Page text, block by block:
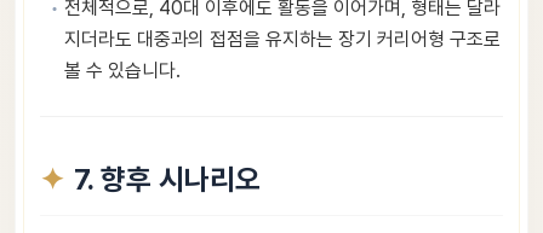
전체적으로, 40대 이후에도 활동을 이어가며, 형태는 달라
지더라도 대중과의 접점을 유지하는 장기 커리어형 구조로
볼 수 있습니다.
7. 향후 시나리오